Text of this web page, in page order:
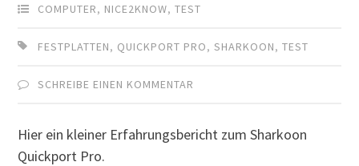
COMPUTER, NICE2KNOW,TEST
FESTPLATTEN, QUICKPORT PRO,SHARKOON,TEST
SCHREIBE EINEN KOMMENTAR
Hier ein kleiner Erfahrungsbericht zum Sharkoon
Quickport Pro.